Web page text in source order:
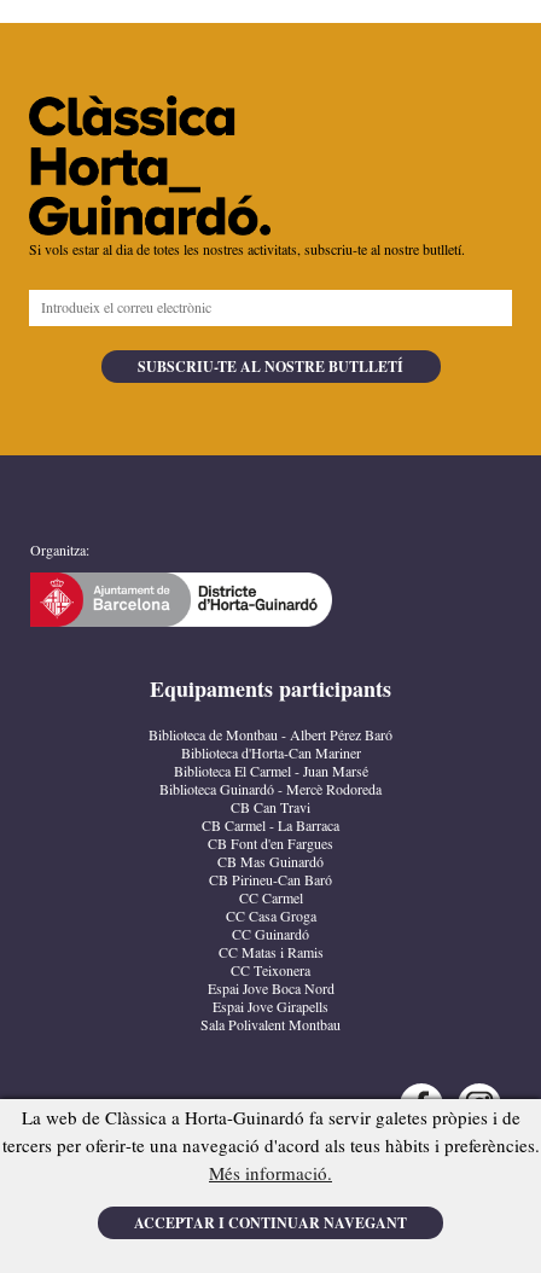
La web de Clàssica a Horta-Guinardó fa servir galetes pròpies i de
tercers per oferir-te una navegació d'acord als teus hàbits i preferències.
Més informació.
Si vols estar al dia de totes les nostres activitats, subscriu-te al nostre butlletí.
Organitza:
Equipaments participants
Biblioteca de Montbau - Albert Pérez Baró
Biblioteca d'Horta-Can Mariner
Biblioteca El Carmel - Juan Marsé
Biblioteca Guinardó - Mercè Rodoreda
CB Can Travi
CB Carmel - La Barraca
CB Font d'en Fargues
CB Mas Guinardó
CB Pirineu-Can Baró
CC Carmel
CC Casa Groga
CC Guinardó
CC Matas i Ramis
CC Teixonera
Espai Jove Boca Nord
Espai Jove Girapells
Sala Polivalent Montbau
© 2024 Clàssica a Horta-Guinardó - Política de privacitat - Política de cookies